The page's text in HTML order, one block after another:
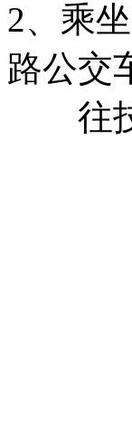
2、乘
路公交
往技